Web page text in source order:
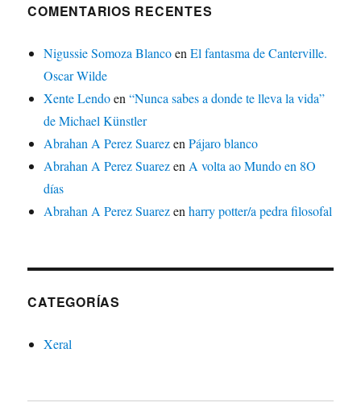
COMENTARIOS RECENTES
Nigussie Somoza BlancoenEl fantasma de Canterville.
Oscar Wilde
Xente Lendoen“Nunca sabes a donde te lleva la vida”
de Michael Künstler
Abrahan A Perez SuarezenPájaro blanco
Abrahan A Perez Suarezen A volta ao Mundo en 8O
días
Abrahan A Perez Suarezenharry potter/a pedra filosofal
CATEGORÍAS
Xeral